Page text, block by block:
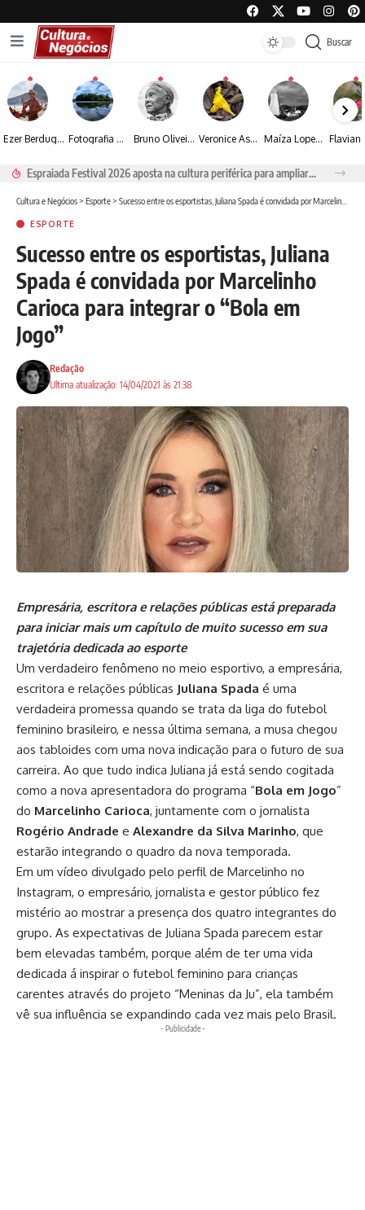
Buscar
Ezer Berdugo transforma experiências multiculturais e memórias em narrativas visuais por meio da fotografia Fotografia de Fátima Carlini transforma paisagens naturais em experiências de contemplação Bruno Oliveira retrata o cotidiano urbano por meio da fotografia em preto e branco Veronice Assini Saes transforma a natureza em fotografias marcadas pela sensibilidade Maíza Lopes transforma cultura popular baiana em narrativas fotográficas
Espraiada Festival 2026 aposta na cultura periférica para ampliar oportunidades na zona sul
Cultura e Negócios> Esporte> Sucesso entre os esportistas, Juliana Spada é convidada por Marcelinho Carioca para integrar o “Bola em Jogo”
ESPORTE
Sucesso entre os esportistas, Juliana
Spada é convidada por Marcelinho
Carioca para integrar o “Bola em
Jogo”
Ultima atualização: 14/04/2021 às 21:38
Redação
Empresária, escritora e relações públicas está preparada
para iniciar mais um capítulo de muito sucesso em sua
trajetória dedicada ao esporte
Um verdadeiro fenômeno no meio esportivo, a empresária,
escritora e relações públicas Juliana Spada é uma
verdadeira promessa quando se trata da liga do futebol
feminino brasileiro, e nessa última semana, a musa chegou
aos tabloides com uma nova indicação para o futuro de sua
carreira. Ao que tudo indica Juliana já está sendo cogitada
como a nova apresentadora do programa “Bola em Jogo”
do Marcelinho Carioca, juntamente com o jornalista
Rogério Andrade e Alexandre da Silva Marinho, que
estarão integrando o quadro da nova temporada.
Em um vídeo divulgado pelo perfil de Marcelinho no
Instagram, o empresário, jornalista e gestor público fez
mistério ao mostrar a presença dos quatro integrantes do
grupo. As expectativas de Juliana Spada parecem estar
bem elevadas também, porque além de ter uma vida
dedicada á inspirar o futebol feminino para crianças
carentes através do projeto “Meninas da Ju”, ela também
vê sua influência se expandindo cada vez mais pelo Brasil.
- Publicidade -